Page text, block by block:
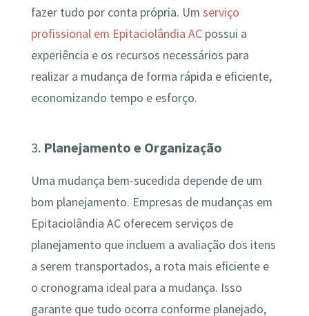
fazer tudo por conta própria. Um serviço
profissional em Epitaciolândia ACpossui a
experiência e os recursos necessários para
realizar a mudança de forma rápida e eficiente,
economizando tempo e esforço.
3. Planejamento e Organização
Uma mudança bem-sucedida depende de um
bom planejamento. Empresas de mudanças em
Epitaciolândia AC oferecem serviços de
planejamento que incluem a avaliação dos itens
a serem transportados, a rota mais eficiente e
o cronograma ideal para a mudança. Isso
garante que tudo ocorra conforme planejado,